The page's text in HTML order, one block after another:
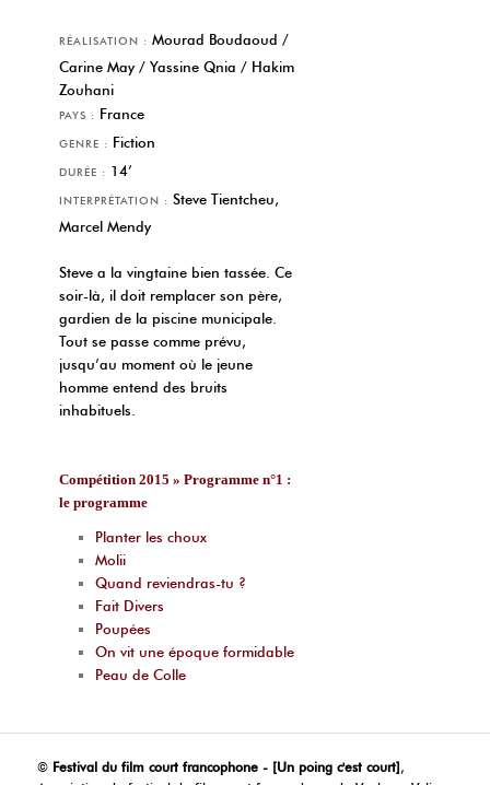
RÉALISATION : Mourad Boudaoud /
Carine May / Yassine Qnia / Hakim
Zouhani
PAYS : France
GENRE : Fiction
DURÉE : 14’
INTERPRÉTATION : Steve Tientcheu,
Marcel Mendy
Steve a la vingtaine bien tassée. Ce
soir-là, il doit remplacer son père,
gardien de la piscine municipale.
Tout se passe comme prévu,
jusqu’au moment où le jeune
homme entend des bruits
inhabituels.
Compétition 2015 » Programme n°1 :
le programme
Planter les choux
Molii
Quand reviendras-tu ?
Fait Divers
Poupées
On vit une époque formidable
Peau de Colle
© Festival du film court francophone - [Un poing c'est court],